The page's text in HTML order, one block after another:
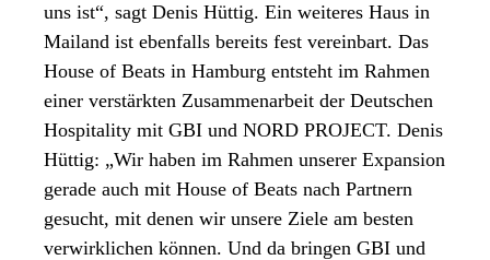
uns ist“, sagt Denis Hüttig. Ein weiteres Haus in
Mailand ist ebenfalls bereits fest vereinbart. Das
House of Beats in Hamburg entsteht im Rahmen
einer verstärkten Zusammenarbeit der Deutschen
Hospitality mit GBI und NORD PROJECT. Denis
Hüttig: „Wir haben im Rahmen unserer Expansion
gerade auch mit House of Beats nach Partnern
gesucht, mit denen wir unsere Ziele am besten
verwirklichen können. Und da bringen GBI und